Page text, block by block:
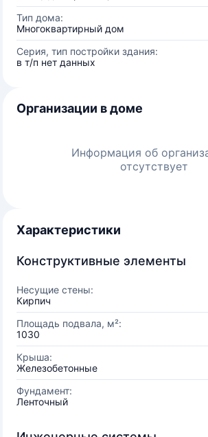
Тип дома:
Многоквартирный дом
Серия, тип постройки здания:
в т/п нет данных
Организации в доме
Информация об
отсутствует
Характеристики
Конструктивные элементы
Несущие стены:
Кирпич
Площадь подвала, м²:
1030
Крыша:
Железобетонные
Фундамент:
Ленточный